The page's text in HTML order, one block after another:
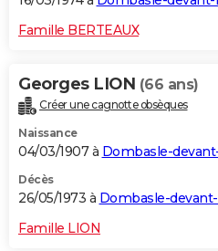
Famille BERTEAUX
Georges LION (66 ans)
Créer une cagnotte obsèques
Naissance
04/03/1907 à Dombasle-
Décès
26/05/1973 à Dombasle-
Famille LION